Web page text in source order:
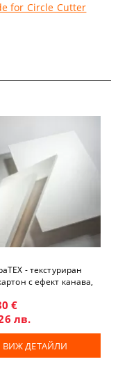
for Circle Cutter
- текстуриран
с ефект канава,
€
лв.
ВИЖ ДЕТАЙЛИ